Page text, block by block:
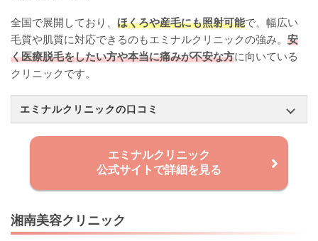
全国で展開しており、 ほくろや産毛にも照射可能で、幅広い
毛質や肌質に対応できるのもエミナルクリニックの強み。 安
く医療脱毛をしたい方や本当に痛みが不安な方に向いている
クリニックです。
エミナルクリニックの口コミ
エミナルクリニック
公式サイトで詳細を見る
湘南美容クリニック